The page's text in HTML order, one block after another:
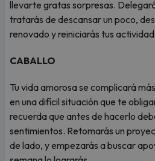
llevarte gratas sorpresas.
tratarás de descansar un poco,
renovado y reiniciarás tus
CABALLO
Tu vida amorosa se complicará
en una difícil situación que te
recuerda que antes de hacerlo
sentimientos. Retomarás un
de lado, y empezarás a buscar